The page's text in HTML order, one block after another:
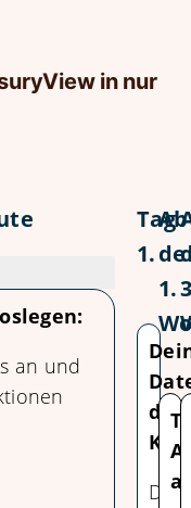
in nur
an und
Tag
1.
Ab
1.